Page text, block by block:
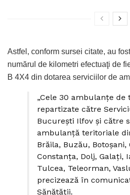
Astfel, conform sursei citate, au
numărul de kilometri efectuaţi de
B 4X4 din dotarea serviciilor de
„Cele 30 ambulanţe de
repartizate către
Bucureşti Ilfov şi către
ambulanţă teritoriale
Brăila, Buzău, Botoşani,
Constanţa, Dolj, Galaţi,
Tulcea, Teleorman,
precizează în
Sănătății.